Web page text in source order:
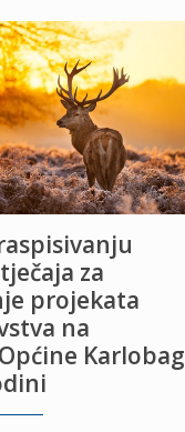
za
projekata
na
Karlobag